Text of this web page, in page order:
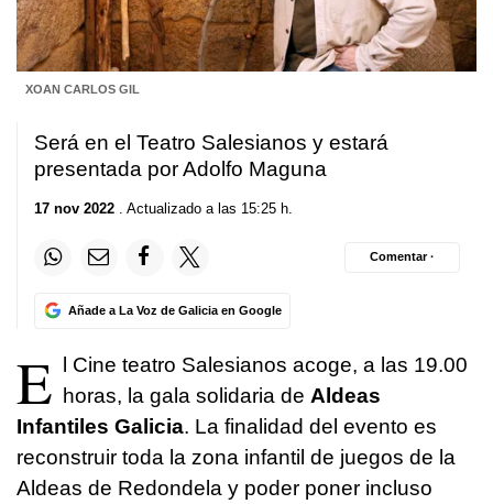
XOAN CARLOS GIL
Será en el Teatro Salesianos y estará
presentada por Adolfo Maguna
17 nov 2022 . Actualizado a las 15:25 h.
Añade a La Voz de Galicia en Google
Comentar ·
E l Cine teatro Salesianos acoge, a las 19.00
horas, la gala solidaria de Aldeas
Infantiles Galicia. La finalidad del evento es
reconstruir toda la zona infantil de juegos de la
Aldeas de Redondela y poder poner incluso